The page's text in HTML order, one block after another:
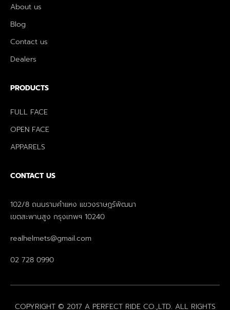
About us
Blog
Contact us
Dealers
PRODUCTS
FULL FACE
OPEN FACE
APPARELS
CONTACT US
102/8 ถนนรามคำแหง แขวงราษฎร์พัฒนา
เขตสะพานสูง กรุงเทพฯ 10240
realhelmets@gmail.com
02 728 0990
COPYRIGHT © 2017 A PERFECT RIDE CO.,LTD. ALL RIGHTS